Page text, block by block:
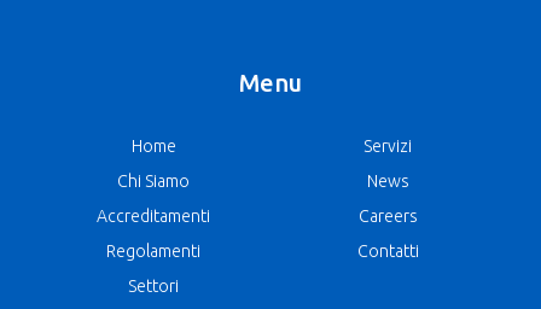
Menu
Home
Chi Siamo
Accreditamenti
Regolamenti
Settori
Servizi
News
Careers
Contatti